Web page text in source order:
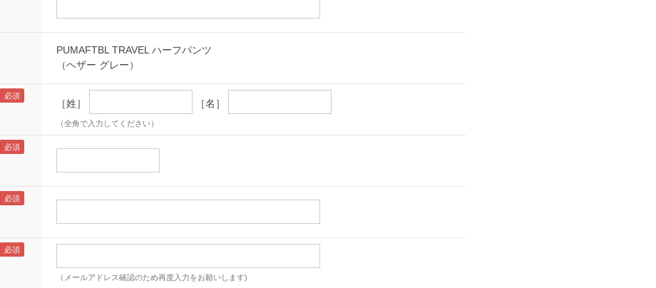
PUMAFTBL TRAVEL ハーフパンツ
（ヘザー グレー）
［姓］ ［名］
（全角で入力してください）
（メールアドレス確認のため再度入力をお願いします)